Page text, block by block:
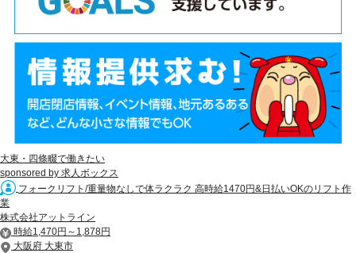
大東・四條畷で働きたい
sponsored by 求人ボックス
フォークリフト/重量物なしで体ラクラク 高時給1470円&日払いOKのリフト作
業
株式会社アットライン
時給1,470円～1,878円
大阪府 大東市